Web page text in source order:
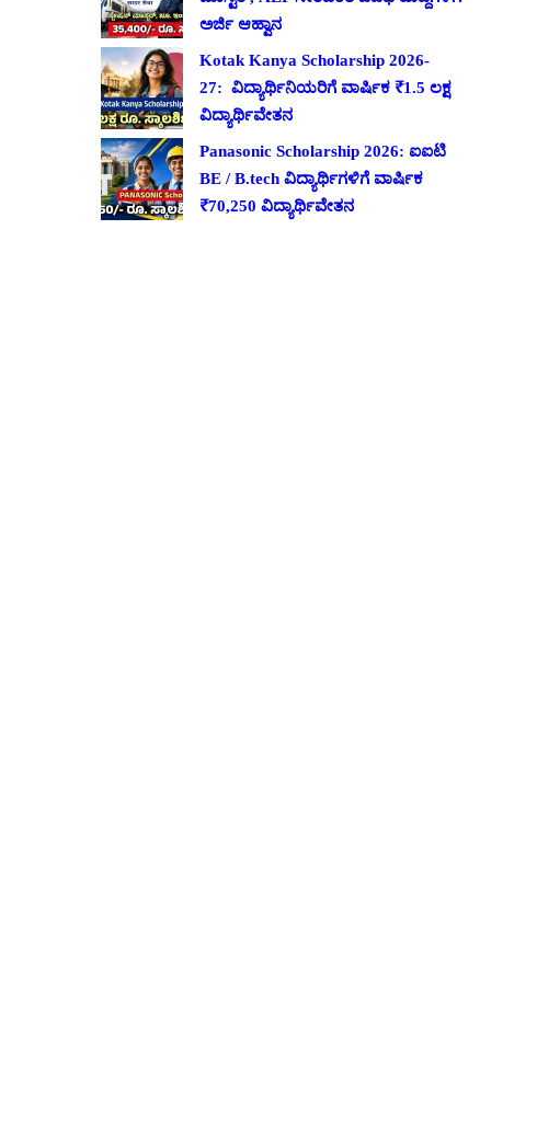
ಅರ್ಜಿ ಆಹ್ವಾನ
Kotak Kanya Scholarship 2026-
27: ವಿದ್ಯಾರ್ಥಿನಿಯರಿಗೆ ವಾರ್ಷಿಕ ₹1.5 ಲಕ್ಷ
ವಿದ್ಯಾರ್ಥಿವೇತನ
Panasonic Scholarship 2026: ಐಐಟಿ
BE / B.tech ವಿದ್ಯಾರ್ಥಿಗಳಿಗೆ ವಾರ್ಷಿಕ
₹70,250 ವಿದ್ಯಾರ್ಥಿವೇತನ